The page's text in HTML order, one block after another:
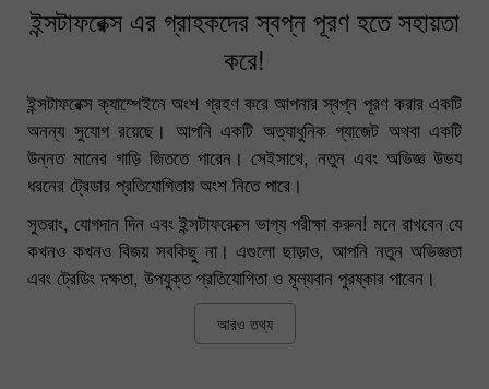
ইন্সটাফরেক্স এর গ্রাহকদের স্বপ্ন পূরণ হতে সহায়তা
করে!
ইন্সটাফরেক্স ক্যাম্পেইনে অংশ গ্রহণ করে আপনার স্বপ্ন পূরণ করার একটি
অনন্য সুযোগ রয়েছে। আপনি একটি অত্যাধুনিক গ্যাজেট অথবা একটি
উন্নত মানের গাড়ি জিততে পারেন। সেইসাথে, নতুন এবং অভিজ্ঞ উভয
ধরনের ট্রেডার প্রতিযোগিতায় অংশ নিতে পারে।
সুতরাং, যোগদান দিন এবং ইন্সটাফরেক্সে ভাগ্য পরীক্ষা করুন! মনে রাখবেন যে
কখনও কখনও বিজয় সবকিছু না। এগুলো ছাড়াও, আপনি নতুন অভিজ্ঞতা
এবং ট্রেডিং দক্ষতা, উপযুক্ত প্রতিযোগিতা ও মূল্যবান পুরষ্কার পাবেন।
আরও তথ্য